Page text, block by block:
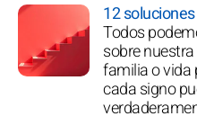
12
Todos
sobre
familia o vida
cada signo